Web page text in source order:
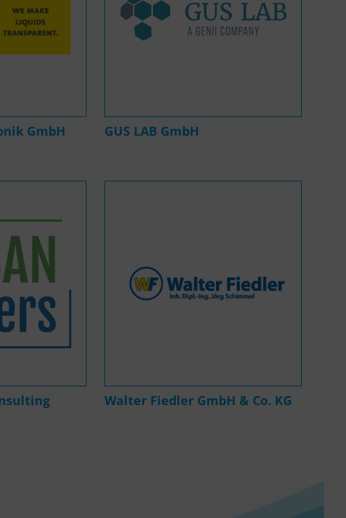
GmbH GUS LAB GmbH
Walter Fiedler GmbH & Co. KG